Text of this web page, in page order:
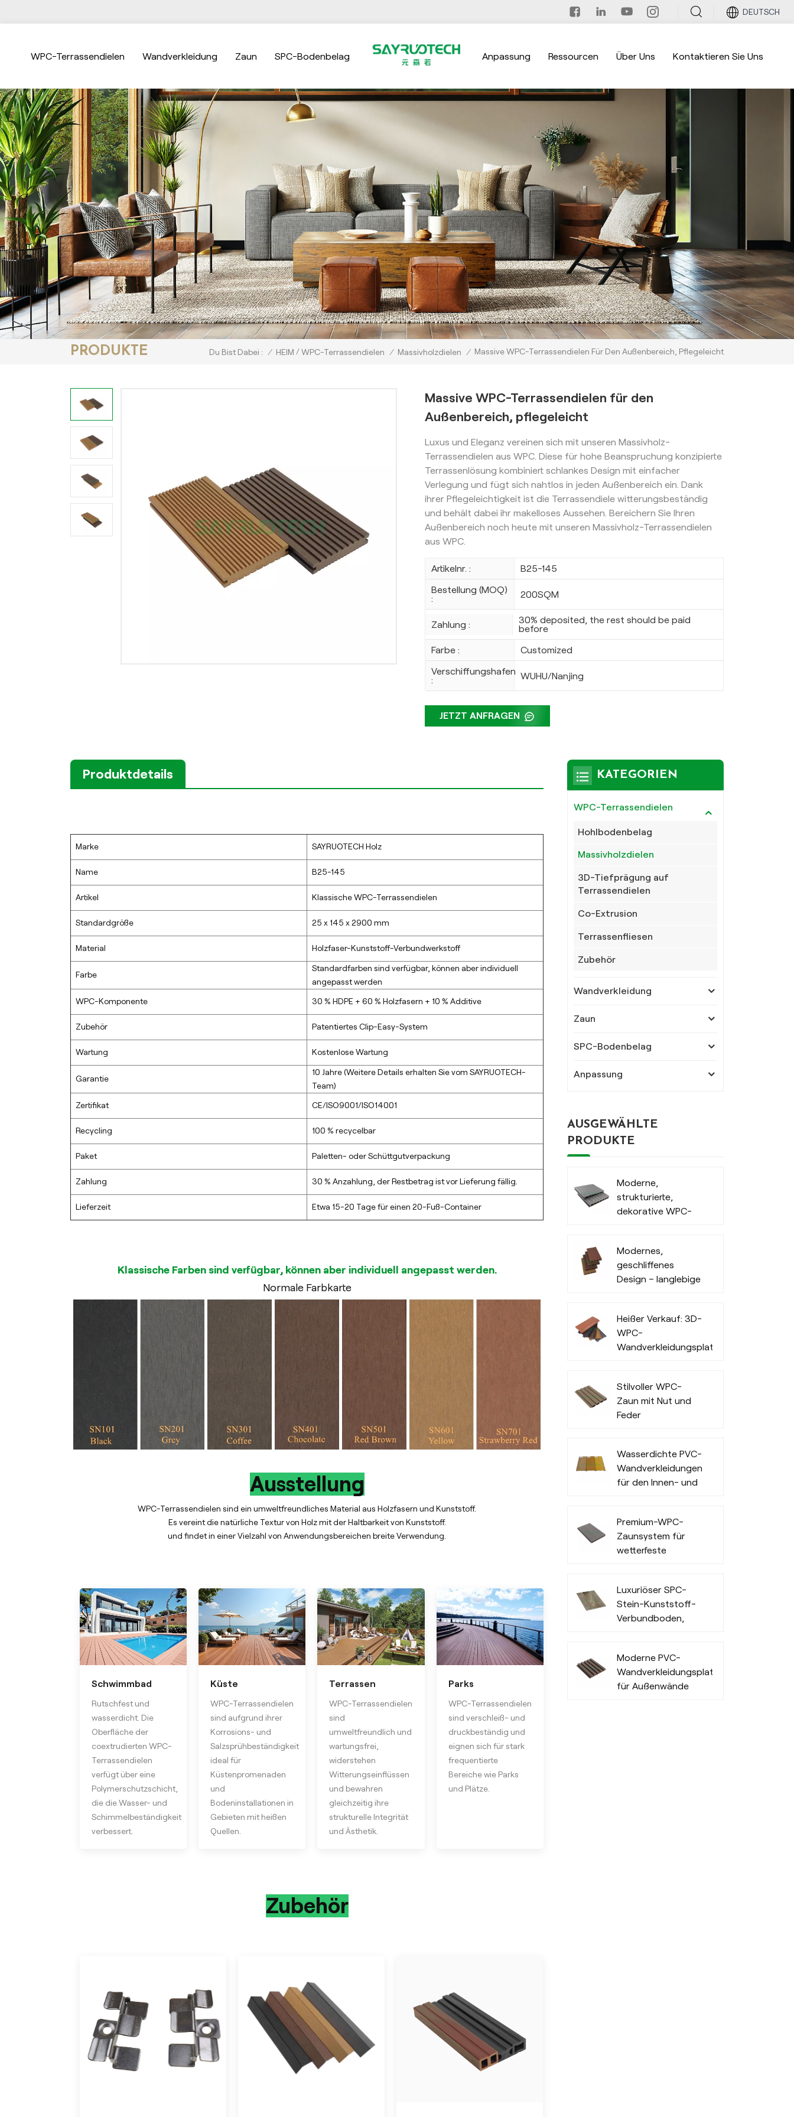
DEUTSCH
WPC-Terrassendielen Wandverkleidung Zaun SPC-Bodenbelag Anpassung Ressourcen Über Uns Kontaktieren Sie Uns
PRODUKTE Du Bist Dabei : / HEIM /WPC-Terrassendielen / Massivholzdielen / Massive WPC-Terrassendielen Für Den Außenbereich, Pflegeleicht
Massive WPC-Terrassendielen für den
Außenbereich, pflegeleicht
Luxus und Eleganz vereinen sich mit unseren Massivholz-
Terrassendielen aus WPC. Diese für hohe Beanspruchung konzipierte
Terrassenlösung kombiniert schlankes Design mit einfacher
Verlegung und fügt sich nahtlos in jeden Außenbereich ein. Dank
ihrer Pflegeleichtigkeit ist die Terrassendiele witterungsbeständig
und behält dabei ihr makelloses Aussehen. Bereichern Sie Ihren
Außenbereich noch heute mit unseren Massivholz-Terrassendielen
aus WPC.
Artikelnr. : B25-145
Bestellung (MOQ)
:
200SQM
Zahlung :
30% deposited, the rest should be paid
before
Farbe : Customized
Verschiffungshafen
:
WUHU/Nanjing
JETZT ANFRAGEN
Produktdetails
Marke SAYRUOTECH Holz
Name B25-145
Artikel Klassische WPC-Terrassendielen
Standardgröße 25 x 145 x 2900 mm
Material Holzfaser-Kunststoff-Verbundwerkstoff
Farbe
Standardfarben sind verfügbar, können aber individuell
angepasst werden
WPC-Komponente 30 % HDPE + 60 % Holzfasern + 10 % Additive
Zubehör Patentiertes Clip-Easy-System
Wartung Kostenlose Wartung
Garantie
10 Jahre (Weitere Details erhalten Sie vom SAYRUOTECH-
Team)
Zertifikat CE/ISO9001/ISO14001
Recycling 100 % recycelbar
Paket Paletten- oder Schüttgutverpackung
Zahlung 30 % Anzahlung, der Restbetrag ist vor Lieferung fällig.
Lieferzeit Etwa 15-20 Tage für einen 20-Fuß-Container
Klassische Farben sind verfügbar, können aber individuell angepasst werden.
Normale Farbkarte
Ausstellung
WPC-Terrassendielen sind ein umweltfreundliches Material aus Holzfasern und Kunststoff.
Es vereint die natürliche Textur von Holz mit der Haltbarkeit von Kunststoff.
und findet in einer Vielzahl von Anwendungsbereichen breite Verwendung.
Schwimmbad
Rutschfest und
wasserdicht. Die
Oberfläche der
coextrudierten WPC-
Terrassendielen
verfügt über eine
Polymerschutzschicht,
die die Wasser- und
Schimmelbeständigkeit
verbessert.
Küste
WPC-Terrassendielen
sind aufgrund ihrer
Korrosions- und
Salzsprühbeständigkeit
ideal für
Küstenpromenaden
und
Bodeninstallationen in
Gebieten mit heißen
Quellen.
Terrassen
WPC-Terrassendielen
sind
umweltfreundlich und
wartungsfrei,
widerstehen
Witterungseinflüssen
und bewahren
gleichzeitig ihre
strukturelle Integrität
und Ästhetik.
Parks
WPC-Terrassendielen
sind verschleiß- und
druckbeständig und
eignen sich für stark
frequentierte
Bereiche wie Parks
und Plätze.
Zubehör
KATEGORIEN
WPC-Terrassendielen
Hohlbodenbelag
Massivholzdielen
3D-Tiefprägung auf
Terrassendielen
Co-Extrusion
Terrassenfliesen
Zubehör
Wandverkleidung
Zaun
SPC-Bodenbelag
Anpassung
AUSGEWÄHLTE
PRODUKTE
Moderne,
strukturierte,
dekorative WPC-
Modernes,
geschliffenes
Design – langlebige
Verbundmaterial
Heißer Verkauf: 3D-
WPC-
Wandverkleidungsplatten
Büros
Stilvoller WPC-
Zaun mit Nut und
Feder
Wasserdichte PVC-
Wandverkleidungen
für den Innen- und
Premium-WPC-
Zaunsystem für
wetterfeste
Außenbereich
Luxuriöser SPC-
Stein-Kunststoff-
Verbundboden,
Moderne PVC-
Wandverkleidungsplatten
für Außenwände